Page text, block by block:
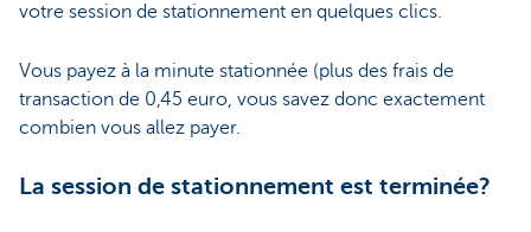
votre session de stationnement en quelques clics.
Vous payez à la minute stationnée (plus des frais de
transaction de 0,45 euro, vous savez donc exactement
combien vous allez payer.
La session de stationnement est terminée?